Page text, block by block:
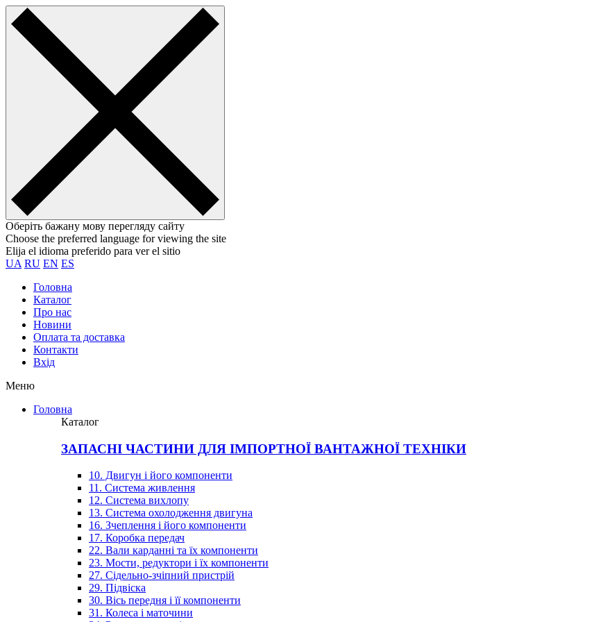
Оберіть бажану мову перегляду сайту
Choose the preferred language for viewing the site
Elija el idioma preferido para ver el sitio
UA RU EN ES
Головна
Каталог
Про нас
Новини
Оплата та доставка
Контакти
Вхiд
Меню
Головна
Каталог
ЗАПАСНІ ЧАСТИНИ ДЛЯ ІМПОРТНОЇ ВАНТАЖНОЇ ТЕХНІКИ
10. Двигун і його компоненти
11. Система живлення
12. Система вихлопу
13. Система охолодження двигуна
16. Зчеплення і його компоненти
17. Коробка передач
22. Вали карданні та їх компоненти
23. Мости, редуктори і їх компоненти
27. Сідельно-зчіпний пристрій
29. Підвіска
30. Вісь передня і її компоненти
31. Колеса і маточини